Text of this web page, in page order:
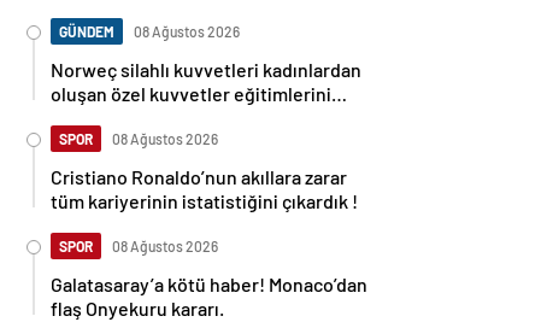
GÜNDEM 08 Ağustos 2026
Norweç silahlı kuvvetleri kadınlardan
oluşan özel kuvvetler eğitimlerini
SPOR 08 Ağustos 2026
Cristiano Ronaldo’nun akıllara zarar
tüm kariyerinin istatistiğini çıkardık !
SPOR 08 Ağustos 2026
Galatasaray’a kötü haber! Monaco’dan
flaş Onyekuru kararı.